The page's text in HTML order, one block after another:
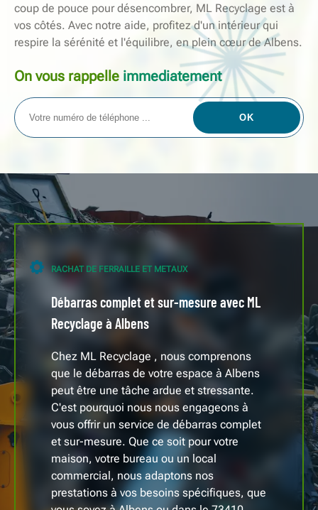
coup de pouce pour désencombrer, ML Recyclage est à
vos côtés. Avec notre aide, profitez d'un intérieur qui
respire la sérénité et l'équilibre, en plein cœur de Albens.
On vous rappelle immediatement
RACHAT DE FERRAILLE ET METAUX
Débarras complet et sur-mesure avec ML
Recyclage à Albens
Chez ML Recyclage , nous comprenons
que le débarras de votre espace à Albens
peut être une tâche ardue et stressante.
C'est pourquoi nous nous engageons à
vous offrir un service de débarras complet
et sur-mesure. Que ce soit pour votre
maison, votre bureau ou un local
commercial, nous adaptons nos
prestations à vos besoins spécifiques, que